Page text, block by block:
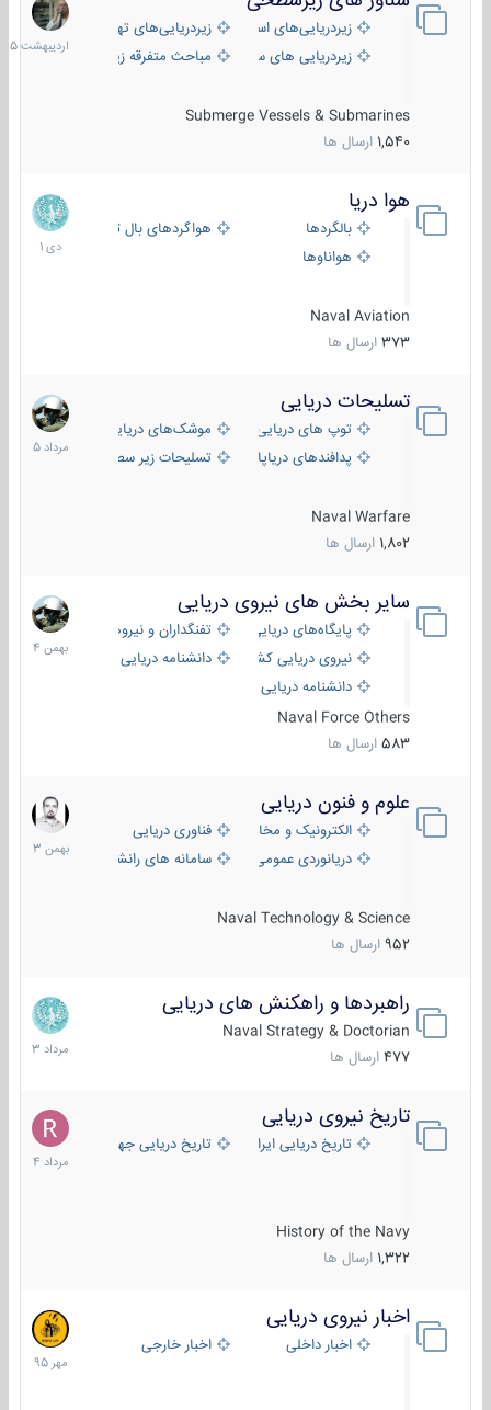
زیردریایی‌های استراتژیکزیردریایی‌های تهاجمی
زیردریایی های سبک
مباحث متفرقه زیرسطحی
Submerge Vessels & Submarines
1,540 ارسال ها
1405
هوا دریا
بالگردها
هواگردهای بال ثابت
هواناوها
Naval Aviation
373 ارسال ها
12
دی
1401
تسلیحات دریایی
توپ های دریایی
موشک‌های دریایی
پدافندهای دریاپایه
تسلیحات زیر سطحی
Naval Warfare
1,802 ارسال ها
2
مرداد
1405
سایر بخش های نیروی دریایی
پایگاه‌های دریایی
تفنگداران و نیروهای ویژه‌ی دریایی
نیروی دریایی کشورهای مختلفدانشنامه دریایی
دانشنامه دریایی کپی
Naval Force Others
583 ارسال ها
22
بهمن
1404
علوم و فنون دریایی
الکترونیک و مخابرات دریاییفناوری دریایی
دریانوردی عمومی
سامانه های رانشی دریایی
Naval Technology & Science
952 ارسال ها
6
بهمن
1403
راهبردها و راهکنش های دریایی
Naval Strategy & Doctorian
477 ارسال ها
2
مرداد
1403
تاریخ نیروی دریایی
تاریخ دریایی ایران تاریخ دریایی جهان
History of the Navy
1,322 ارسال ها
16
مرداد
1404
اخبار نیروی دریایی
اخبار داخلی اخبار خارجی
27
مهر
1395